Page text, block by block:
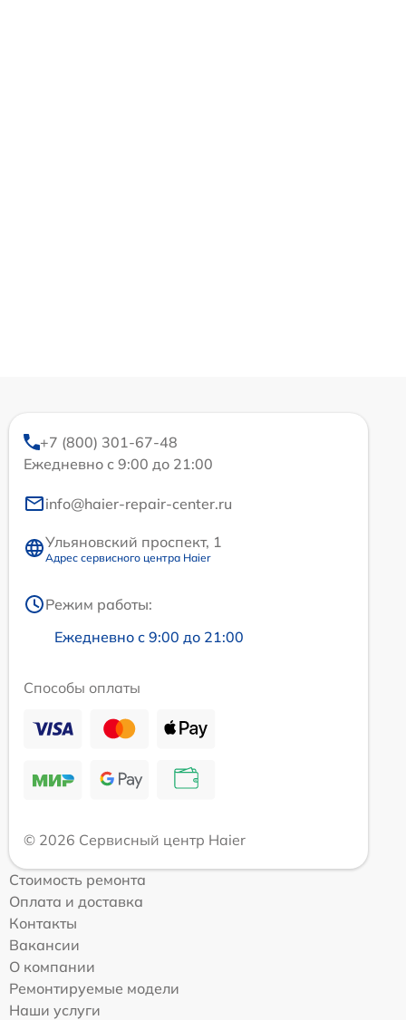
+7 (800) 301-67-48
Ежедневно с 9:00 до 21:00
info@haier-repair-center.ru
Ульяновский проспект, 1
Адрес сервисного центра Haier
Режим работы:
Ежедневно с 9:00 до 21:00
Способы оплаты
© 2026 Сервисный центр Haier
Стоимость ремонта
Оплата и доставка
Контакты
Вакансии
О компании
Ремонтируемые модели
Наши услуги